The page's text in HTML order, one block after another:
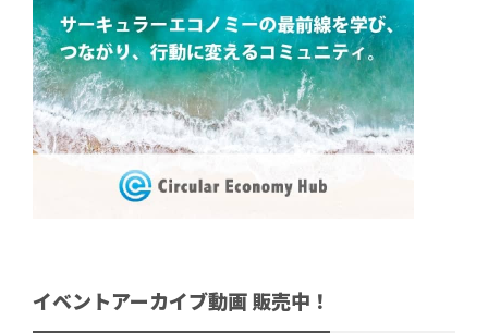
イベントアーカイブ動画 販売中！